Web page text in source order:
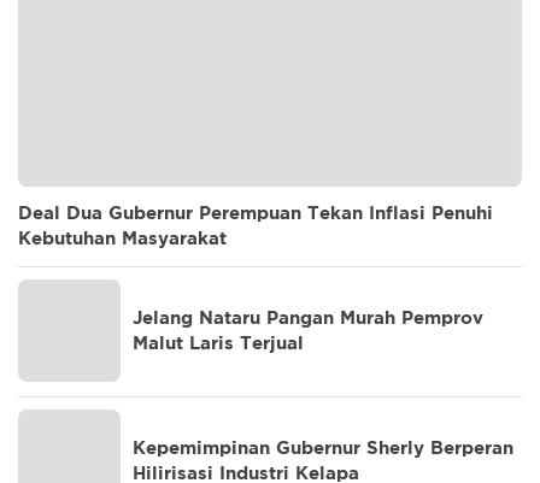
Deal Dua Gubernur Perempuan Tekan Inflasi Penuhi
Kebutuhan Masyarakat
Jelang Nataru Pangan Murah Pemprov
Malut Laris Terjual
Kepemimpinan Gubernur Sherly Berperan
Hilirisasi Industri Kelapa